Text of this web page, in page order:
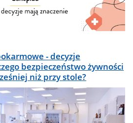
- decyzje
bezpieczeństwo żywności
niż przy stole?